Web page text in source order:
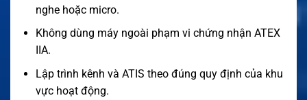
nghe hoặc micro.
Không dùng máy ngoài phạm vi chứng nhận ATEX
IIA.
Lập trình kênh và ATIS theo đúng quy định của khu
vực hoạt động.